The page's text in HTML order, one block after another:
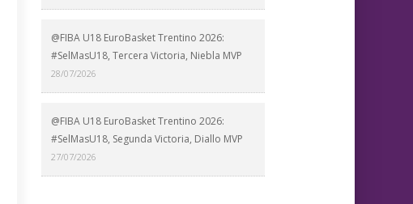
@FIBA U18 EuroBasket Trentino 2026:
#SelMasU18, Tercera Victoria, Niebla MVP
28/07/2026
@FIBA U18 EuroBasket Trentino 2026:
#SelMasU18, Segunda Victoria, Diallo MVP
27/07/2026